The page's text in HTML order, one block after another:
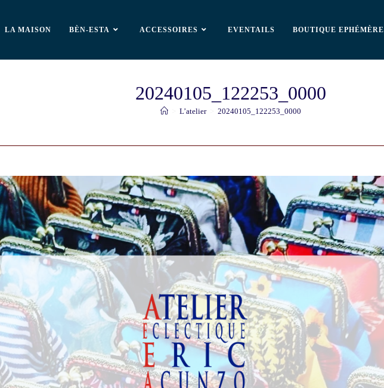
LA MAISON BÈN-ESTA ACCESSOIRES EVENTAILS BOUTIQUE EPHÉMÈRE
20240105_122253_0000
L’atelier 20240105_122253_0000